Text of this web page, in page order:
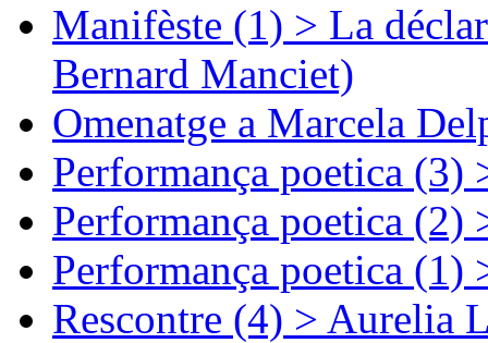
Manifèste (1) > La
Bernard Manciet)
Omenatge a Marcela
Performança poetica (3)
Performança poetica (2)
Performança poetica (1)
Rescontre (4) > Aurelia